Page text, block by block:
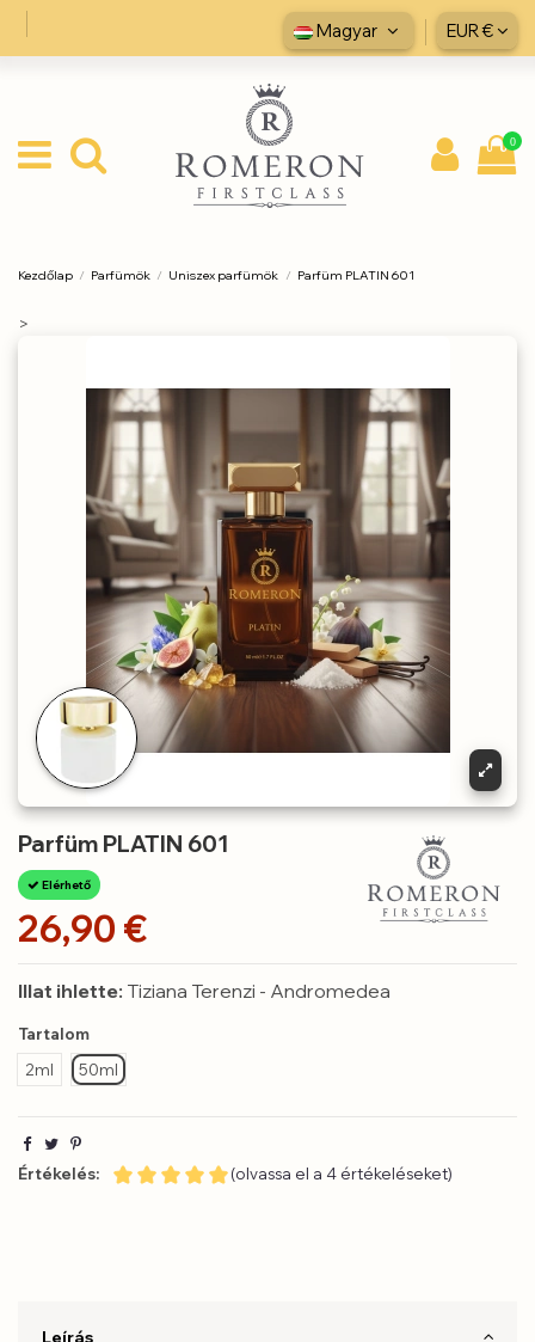
Magyar EUR €
0
Kezdőlap Parfümök Uniszex parfümök Parfüm PLATIN 601
>
Parfüm PLATIN 601
Elérhető
26,90 €
Illat ihlette: Tiziana Terenzi - Andromedea
Tartalom
2ml
50ml
Értékelés: (olvassa el a 4 értékeléseket)
Leírás